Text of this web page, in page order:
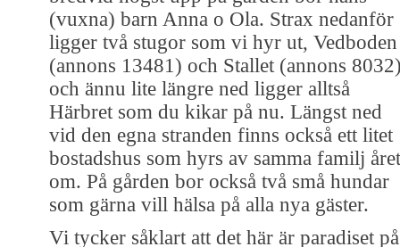
(vuxna) barn Anna o Ola. Strax nedanför
ligger två stugor som vi hyr ut, Vedboden
(annons 13481) och Stallet (annons
och ännu lite längre ned ligger alltså
Härbret som du kikar på nu. Längst ned
vid den egna stranden finns också ett litet
bostadshus som hyrs av samma familj året
om. På gården bor också två små hundar
som gärna vill hälsa på alla nya gäster.
Vi tycker såklart att det här är paradiset på